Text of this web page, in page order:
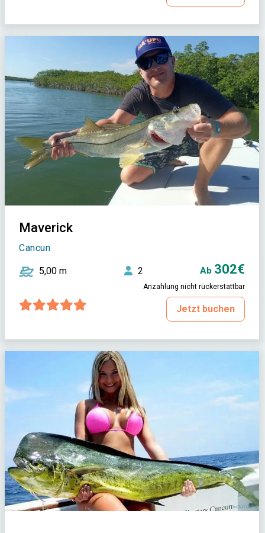
Maverick
Cancun
5,00 m 2 Ab 302€
Anzahlung nicht rückerstattbar
Jetzt buchen